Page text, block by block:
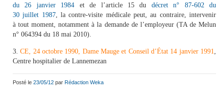
du 26 janvier 1984 et de l’article 15 du décret n° 87-602 du
30 juillet 1987, la contre-visite médicale peut, au contraire, intervenir
à tout moment, notamment à la demande de l’employeur (TA de Melun
n° 064394 du 18 mai 2010).
3.CE, 24 octobre 1990, Dame Mauge et Conseil d’État 14 janvier 1991,
Centre hospitalier de Lannemezan
Posté le 23/05/12 par Rédaction Weka